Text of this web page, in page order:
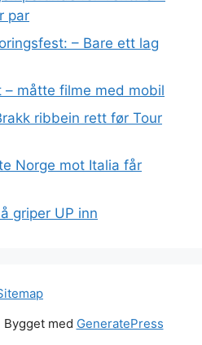
par
– Bare ett lag
måtte filme med mobil
ribbein rett før Tour
Norge mot Italia får
griper UP inn
Bygget med GeneratePress